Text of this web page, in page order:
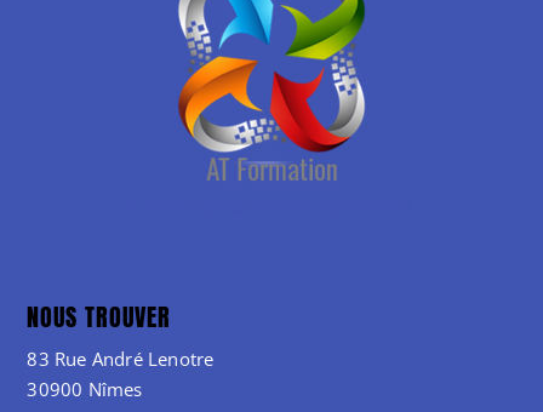
NOUS TROUVER
83 Rue André Lenotre
30900 Nîmes